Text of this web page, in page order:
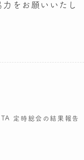
をお願いいたし
定時総会の結果報告